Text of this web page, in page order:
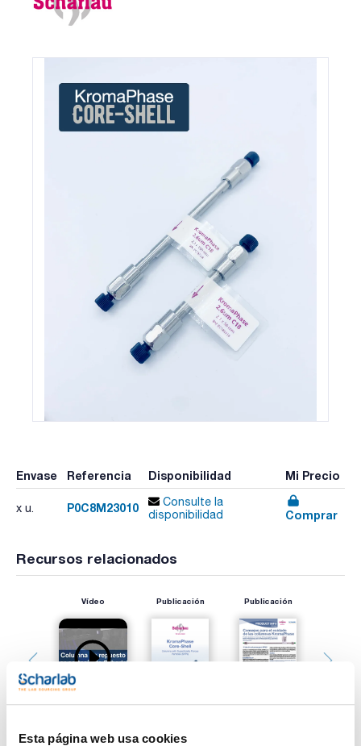
Esta página web usa cookies
Envase Referencia Disponibilidad Mi Precio
x u. P0C8M23010
Consulte la
disponibilidad
Comprar
Recursos relacionados
Vídeo Publicación Publicación